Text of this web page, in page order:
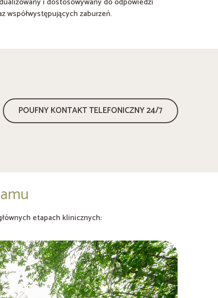
współwystępujących zaburzeń.
POUFNY KONTAKT TELEFONICZNY 24/7
etapach klinicznych: